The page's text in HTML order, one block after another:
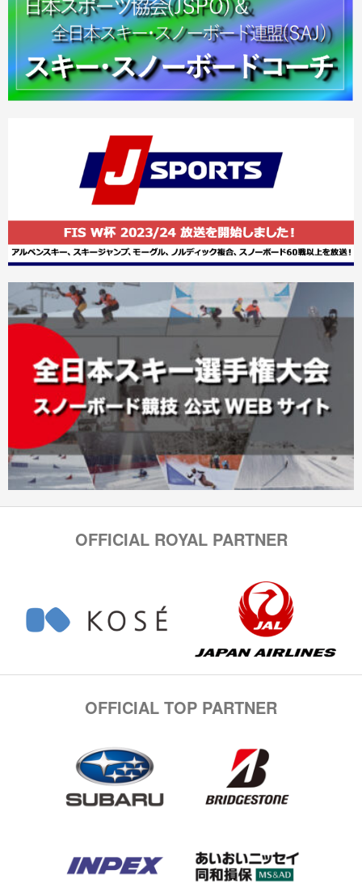
OFFICIAL ROYAL PARTNER
OFFICIAL TOP PARTNER